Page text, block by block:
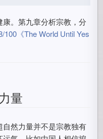
。第九章分析宗教，分
100《The World Until Yes
量
然力量并不是宗教独有